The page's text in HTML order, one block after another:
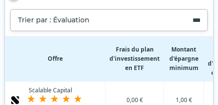
Trier par : Évaluation
Offre
Frais du plan
d'investissement
en ETF
Montant
d'épargne
minimum
Scalable Capital
0,00 € 1,00 €